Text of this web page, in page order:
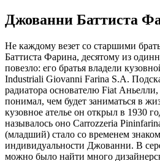
Джованни Баттиста
Не каждому везет со старшими
Баттиста Фарина, десятому из
повезло: его братья владели
Industriali Giovanni Farina S.A.
радиатора основателю Fiat
понимал, чем будет заниматься в
кузовное ателье он открыл в 1930
называлось оно Carrozzeria
(младший) стало со временем знаком
индивидуальности Джованни. В
можно было найти много